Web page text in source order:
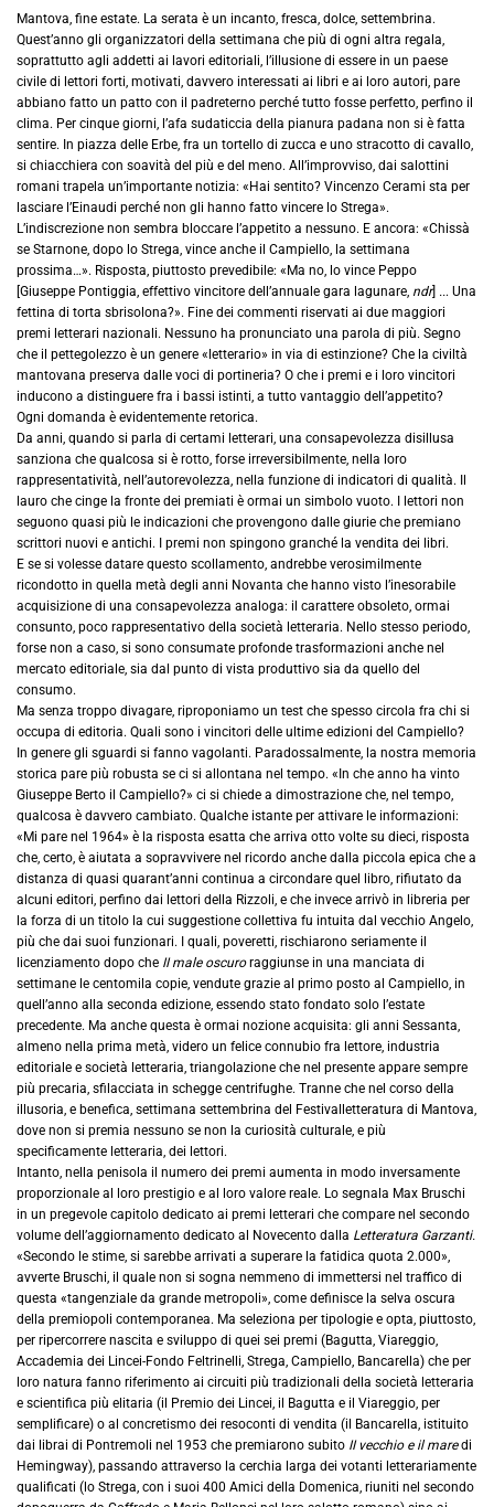
Mantova, fine estate. La serata è un incanto, fresca, dolce, settembrina.
Quest’anno gli organizzatori della settimana che più di ogni altra regala,
soprattutto agli addetti ai lavori editoriali, l’illusione di essere in un paese
civile di lettori forti, motivati, davvero interessati ai libri e ai loro autori, pare
abbiano fatto un patto con il padreterno perché tutto fosse perfetto, perfino il
clima. Per cinque giorni, l’afa sudaticcia della pianura padana non si è fatta
sentire. In piazza delle Erbe, fra un tortello di zucca e uno stracotto di cavallo,
si chiacchiera con soavità del più e del meno. All’improvviso, dai salottini
romani trapela un’importante notizia: «Hai sentito? Vincenzo Cerami sta per
lasciare l’Einaudi perché non gli hanno fatto vincere lo Strega».
L’indiscrezione non sembra bloccare l’appetito a nessuno. E ancora: «Chissà
se Starnone, dopo lo Strega, vince anche il Campiello, la settimana
prossima…». Risposta, piuttosto prevedibile: «Ma no, lo vince Peppo
[Giuseppe Pontiggia, effettivo vincitore dell’annuale gara lagunare, ndr] ... Una
fettina di torta sbrisolona?». Fine dei commenti riservati ai due maggiori
premi letterari nazionali. Nessuno ha pronunciato una parola di più. Segno
che il pettegolezzo è un genere «letterario» in via di estinzione? Che la civiltà
mantovana preserva dalle voci di portineria? O che i premi e i loro vincitori
inducono a distinguere fra i bassi istinti, a tutto vantaggio dell’appetito?
Ogni domanda è evidentemente retorica.
Da anni, quando si parla di certami letterari, una consapevolezza disillusa
sanziona che qualcosa si è rotto, forse irreversibilmente, nella loro
rappresentatività, nell’autorevolezza, nella funzione di indicatori di qualità. Il
lauro che cinge la fronte dei premiati è ormai un simbolo vuoto. I lettori non
seguono quasi più le indicazioni che provengono dalle giurie che premiano
scrittori nuovi e antichi. I premi non spingono granché la vendita dei libri.
E se si volesse datare questo scollamento, andrebbe verosimilmente
ricondotto in quella metà degli anni Novanta che hanno visto l’inesorabile
acquisizione di una consapevolezza analoga: il carattere obsoleto, ormai
consunto, poco rappresentativo della società letteraria. Nello stesso periodo,
forse non a caso, si sono consumate profonde trasformazioni anche nel
mercato editoriale, sia dal punto di vista produttivo sia da quello del
consumo.
Ma senza troppo divagare, riproponiamo un test che spesso circola fra chi si
occupa di editoria. Quali sono i vincitori delle ultime edizioni del Campiello?
In genere gli sguardi si fanno vagolanti. Paradossalmente, la nostra memoria
storica pare più robusta se ci si allontana nel tempo. «In che anno ha vinto
Giuseppe Berto il Campiello?» ci si chiede a dimostrazione che, nel tempo,
qualcosa è davvero cambiato. Qualche istante per attivare le informazioni:
«Mi pare nel 1964» è la risposta esatta che arriva otto volte su dieci, risposta
che, certo, è aiutata a sopravvivere nel ricordo anche dalla piccola epica che a
distanza di quasi quarant’anni continua a circondare quel libro, rifiutato da
alcuni editori, perfino dai lettori della Rizzoli, e che invece arrivò in libreria per
la forza di un titolo la cui suggestione collettiva fu intuita dal vecchio Angelo,
più che dai suoi funzionari. I quali, poveretti, rischiarono seriamente il
licenziamento dopo che II male oscuroraggiunse in una manciata di
settimane le centomila copie, vendute grazie al primo posto al Campiello, in
quell’anno alla seconda edizione, essendo stato fondato solo l’estate
precedente. Ma anche questa è ormai nozione acquisita: gli anni Sessanta,
almeno nella prima metà, videro un felice connubio fra lettore, industria
editoriale e società letteraria, triangolazione che nel presente appare sempre
più precaria, sfilacciata in schegge centrifughe. Tranne che nel corso della
illusoria, e benefica, settimana settembrina del Festivalletteratura di Mantova,
dove non si premia nessuno se non la curiosità culturale, e più
specificamente letteraria, dei lettori.
Intanto, nella penisola il numero dei premi aumenta in modo inversamente
proporzionale al loro prestigio e al loro valore reale. Lo segnala Max Bruschi
in un pregevole capitolo dedicato ai premi letterari che compare nel secondo
volume dell’aggiornamento dedicato al Novecento dalla Letteratura Garzanti.
«Secondo le stime, si sarebbe arrivati a superare la fatidica quota 2.000»,
avverte Bruschi, il quale non si sogna nemmeno di immettersi nel traffico di
questa «tangenziale da grande metropoli», come definisce la selva oscura
della premiopoli contemporanea. Ma seleziona per tipologie e opta, piuttosto,
per ripercorrere nascita e sviluppo di quei sei premi (Bagutta, Viareggio,
Accademia dei Lincei-Fondo Feltrinelli, Strega, Campiello, Bancarella) che per
loro natura fanno riferimento ai circuiti più tradizionali della società letteraria
e scientifica più elitaria (il Premio dei Lincei, il Bagutta e il Viareggio, per
semplificare) o al concretismo dei resoconti di vendita (il Bancarella, istituito
dai librai di Pontremoli nel 1953 che premiarono subito II vecchio e il maredi
Hemingway), passando attraverso la cerchia larga dei votanti letterariamente
qualificati (lo Strega, con i suoi 400 Amici della Domenica, riuniti nel secondo